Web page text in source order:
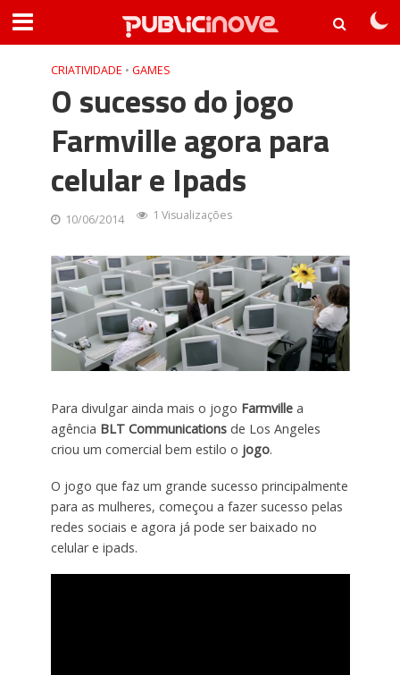
CRIATIVIDADE • GAMES
O sucesso do jogo
Farmville agora para
celular e Ipads
10/06/2014 1 Visualizações
Para divulgar ainda mais o jogo Farmvillea
agência BLT Communicationsde Los Angeles
criou um comercial bem estilo o jogo.
O jogo que faz um grande sucesso principalmente
para as mulheres, começou a fazer sucesso pelas
redes sociais e agora já pode ser baixado no
celular e ipads.